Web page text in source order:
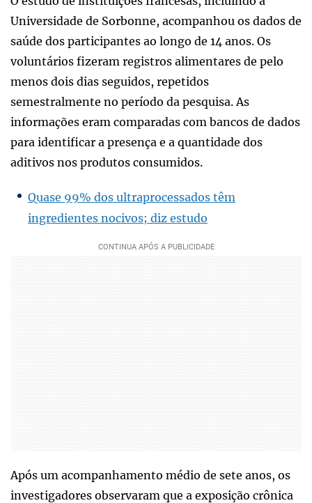
Universidade de Sorbonne, acompanhou os dados de
saúde dos participantes ao longo de 14 anos. Os
voluntários fizeram registros alimentares de pelo
menos dois dias seguidos, repetidos
semestralmente no período da pesquisa. As
informações eram comparadas com bancos de dados
para identificar a presença e a quantidade dos
aditivos nos produtos consumidos.
Quase 99% dos ultraprocessados têm
ingredientes nocivos; diz estudo
Após um acompanhamento médio de sete anos, os
investigadores observaram que a exposição crônica